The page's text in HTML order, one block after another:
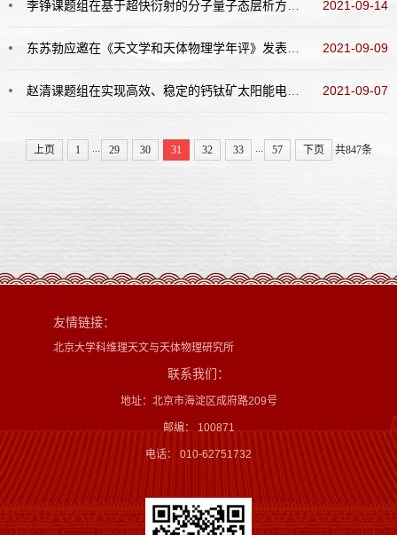
李铮课题组在基于超快衍射的分子量子态层析方面取得重要进展 2021-09-14
东苏勃应邀在《天文学和天体物理学年评》发表系外行星统计研究述评文章 2021-09-09
赵清课题组在实现高效、稳定的钙钛矿太阳能电池研究中取得新进展 2021-09-07
上页 1 ... 29 30 31 32 33 ... 57 下页 共847条
友情链接：
北京大学科维理天文与天体物理研究所
联系我们：
地址：北京市海淀区成府路209号
邮编： 100871
电话： 010-62751732